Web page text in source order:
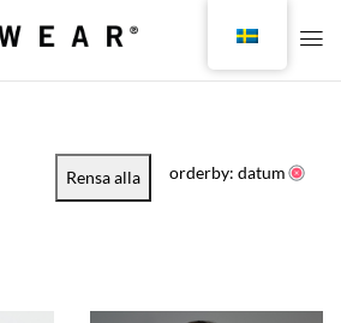
Rensa alla orderby: datum